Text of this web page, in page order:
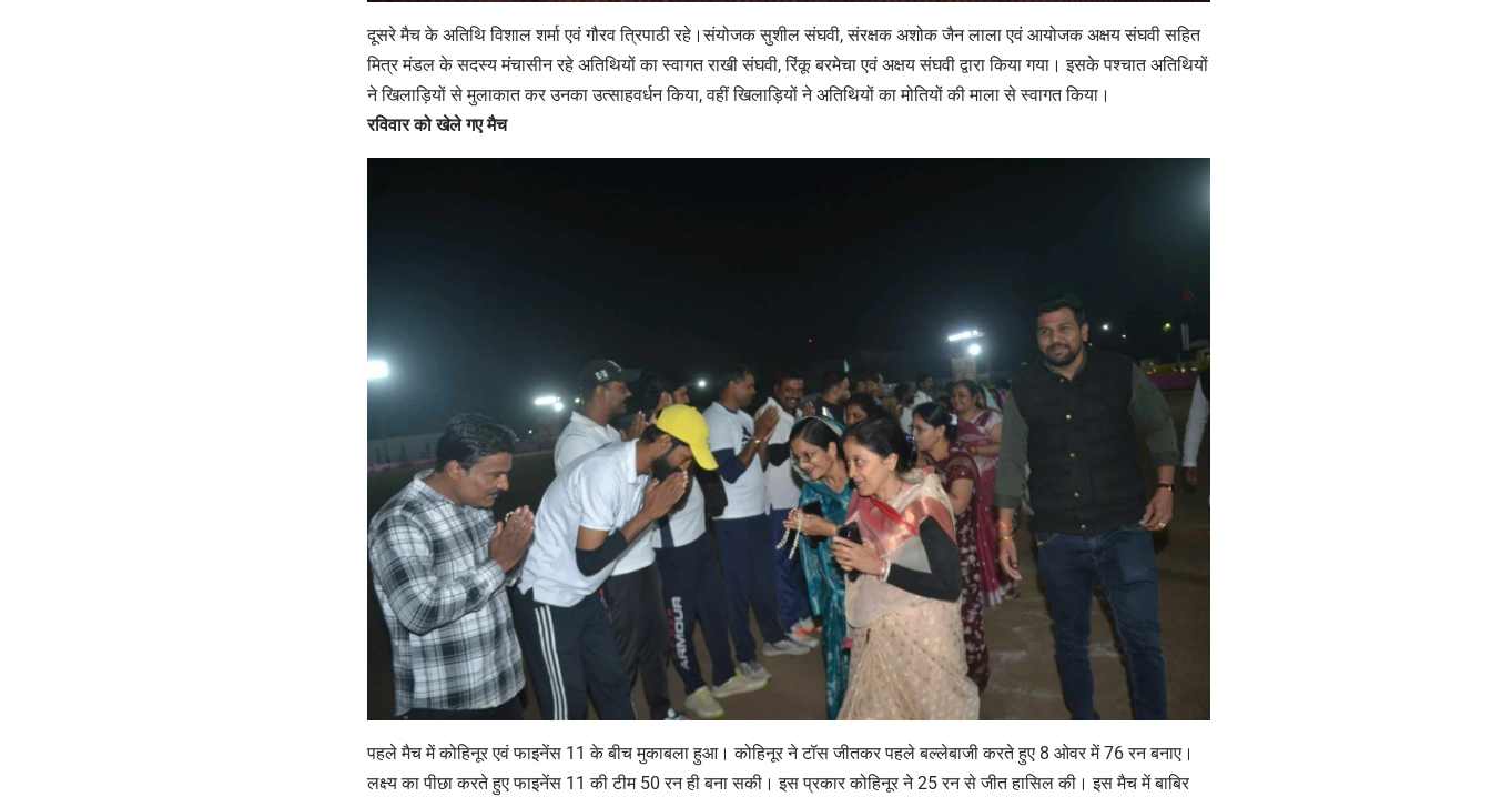
दूसरे मैच के अतिथि विशाल शर्मा एवं गौरव त्रिपाठी रहे।संयोजक सुशील संघवी, संरक्षक अशोक जैन लाला एवं आयोजक अक्षय संघवी सहित
मित्र मंडल के सदस्य मंचासीन रहे अतिथियों का स्वागत राखी संघवी, रिंकू बरमेचा एवं अक्षय संघवी द्वारा किया गया। इसके पश्चात अतिथियों
ने खिलाड़ियों से मुलाकात कर उनका उत्साहवर्धन किया, वहीं खिलाड़ियों ने अतिथियों का मोतियों की माला से स्वागत किया।
रविवार को खेले गए मैच
पहले मैच में कोहिनूर एवं फाइनेंस 11 के बीच मुकाबला हुआ। कोहिनूर ने टॉस जीतकर पहले बल्लेबाजी करते हुए 8 ओवर में 76 रन बनाए।
लक्ष्य का पीछा करते हुए फाइनेंस 11 की टीम 50 रन ही बना सकी। इस प्रकार कोहिनूर ने 25 रन से जीत हासिल की। इस मैच में बाबिर